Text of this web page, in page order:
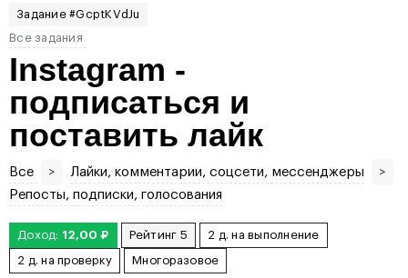
Задание #GcptKVdJu
Все задания
Instagram -
подписаться и
поставить лайк
Все > Лайки, комментарии, соцсети, мессенджеры
>
Репосты, подписки, голосования
Доход: 12,00 ₽ Рейтинг 5 2 д. на выполнение
2 д. на проверку Многоразовое